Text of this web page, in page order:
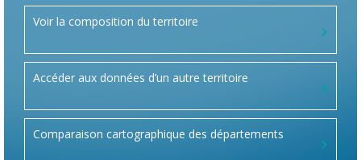
Voir la composition du territoire
Accéder aux données d’un autre territoire
Comparaison cartographique des départements